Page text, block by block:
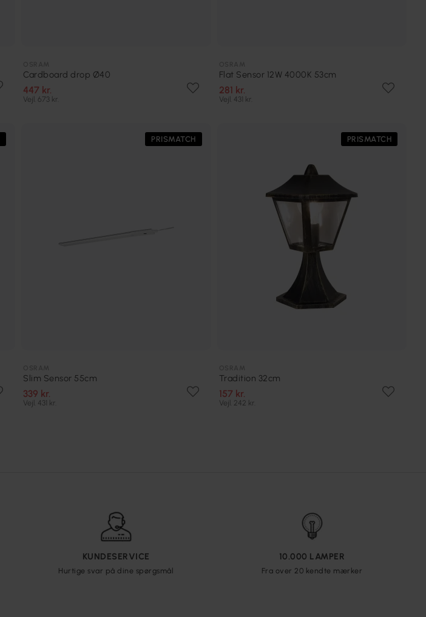
Cardboard drop Ø40
447 kr.
Vejl. 673 kr.
Flat Sensor 12W 4000K 53cm
281 kr.
Vejl. 431 kr.
PRISMATCH
Slim Sensor 55cm
339 kr.
Vejl. 431 kr.
PRISMATCH
Tradition 32cm
157 kr.
Vejl. 242 kr.
KUNDESERVICE
Hurtige svar på dine spørgsmål
10.000 LAMPER
Fra over 20 kendte mærker